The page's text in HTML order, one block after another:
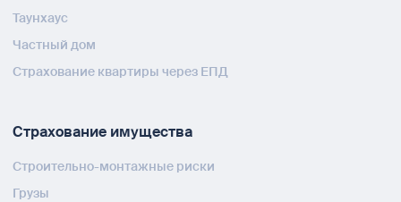
Таунхаус
Частный дом
Страхование квартиры через ЕПД
Страхование имущества
Строительно-монтажные риски
Грузы